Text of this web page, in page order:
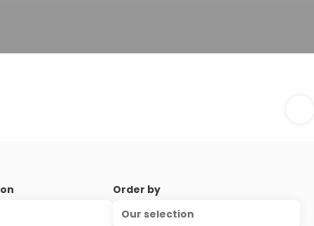
Order by
Our selection